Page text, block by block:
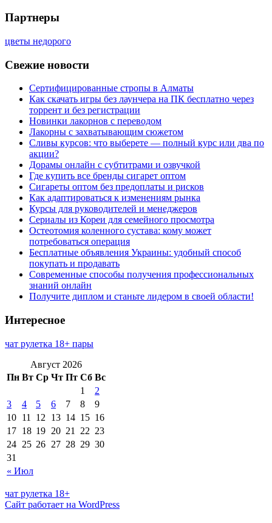
Партнеры
цветы недорого
Свежие новости
Сертифицированные стропы в Алматы
Как скачать игры без лаунчера на ПК бесплатно через
торрент и без регистрации
Новинки лакорнов с переводом
Лакорны с захватывающим сюжетом
Сливы курсов: что выберете — полный курс или два по
акции?
Дорамы онлайн с субтитрами и озвучкой
Где купить все бренды сигарет оптом
Сигареты оптом без предоплаты и рисков
Как адаптироваться к изменениям рынка
Курсы для руководителей и менеджеров
Сериалы из Кореи для семейного просмотра
Остеотомия коленного сустава: кому может
потребоваться операция
Бесплатные объявления Украины: удобный способ
покупать и продавать
Современные способы получения профессиональных
знаний онлайн
Получите диплом и станьте лидером в своей области!
Интересное
чат рулетка 18+ пары
Август 2026
Пн Вт Ср Чт Пт Сб Вс
« Июл
1
2
3
4 5 6 7 8
9
10 11 12 13 14 15 16
17 18 19 20 21 22 23
24 25 26 27 28 29 30
31
чат рулетка 18+
Сайт работает на WordPress